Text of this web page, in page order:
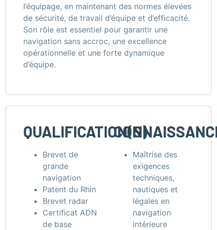
l’équipage, en maintenant des normes élevées
de sécurité, de travail d’équipe et d’efficacité.
Son rôle est essentiel pour garantir une
navigation sans accroc, une excellence
opérationnelle et une forte dynamique
d’équipe.
QUALIFICATION(S)
Brevet de
grande
navigation
Patent du Rhin
Brevet radar
Certificat ADN
de base
Maîtrise des
exigences
techniques,
nautiques et
légales en
navigation
intérieure